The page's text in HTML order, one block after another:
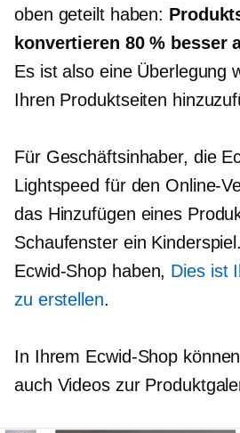
oben geteilt haben:
konvertieren 80 % besser
Es ist also eine Überlegung
Ihren Produktseiten
Für Geschäftsinhaber, die
Lightspeed für den Online-
das Hinzufügen eines
Schaufenster ein
Ecwid-Shop haben, Dies ist
zu erstellen.
In Ihrem Ecwid-Shop
auch Videos zur